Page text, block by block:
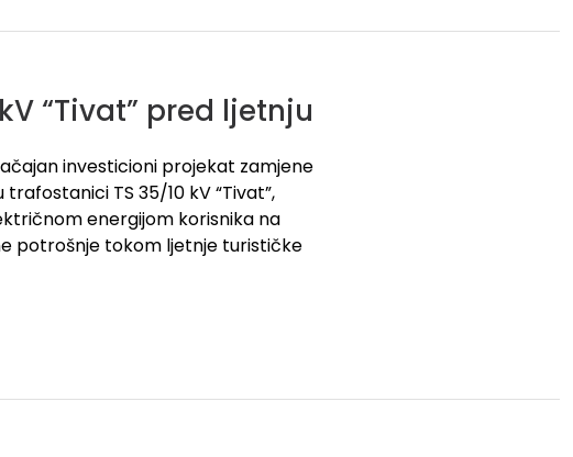
“Tivat” pred ljetnju
investicioni projekat zamjene
TS 35/10 kV “Tivat”,
energijom korisnika na
potrošnje tokom ljetnje turističke